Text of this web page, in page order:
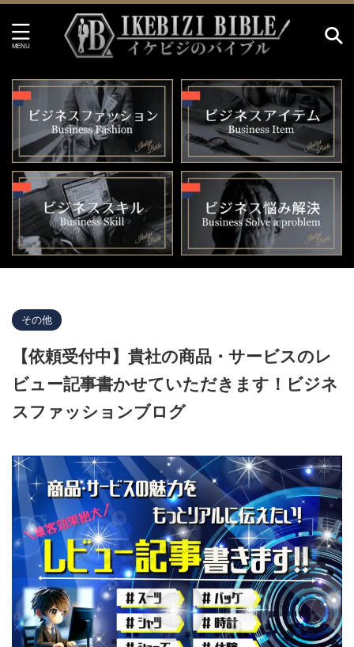
その他
【依頼受付中】貴社の商品・サービスのレ
ビュー記事書かせていただきます！ビジネ
スファッションブログ